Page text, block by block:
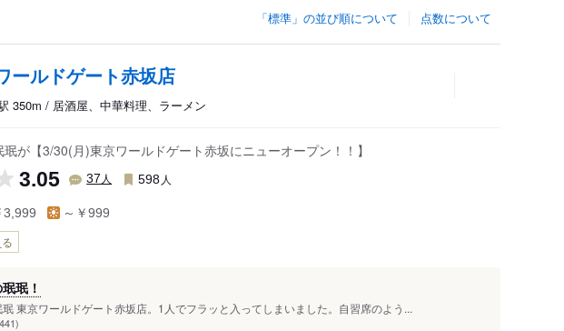
点数について
「標準」の並び順について
ールドゲート赤坂店
350m / 居酒屋、中華料理、ラーメン
が【3/30(月)東京ワールドゲート赤坂にニューオープン！！】
3.05 37 人 598 人
3,999 ～￥999
珉！
東京ワールドゲート赤坂店。1人でフラッと入ってしまいました。自習席のよう...